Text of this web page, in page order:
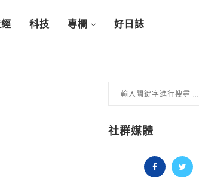
科技 專欄 好日誌
社群媒體